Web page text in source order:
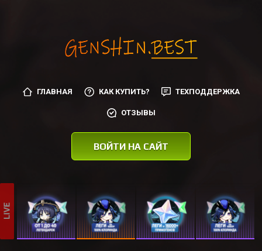
ГЛАВНАЯ КАК КУПИТЬ? ТЕХПОДДЕРЖКА
ОТЗЫВЫ
ВОЙТИ НА САЙТ